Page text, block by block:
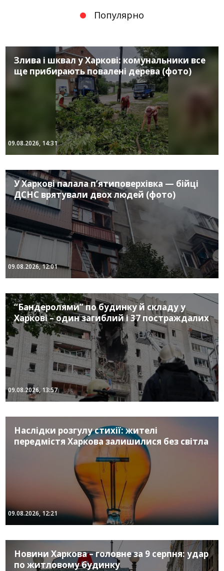
Популярно
Злива і шквал у Харкові: комунальники все
ще прибирають повалені дерева (фото)
09.08.2026, 14:31
У Харкові палала п’ятиповерхівка — бійці
ДСНС врятували двох людей (фото)
09.08.2026, 12:01
“Бандеролями” по будинку й складу у
Харкові – один загиблий і 37 постраждалих
09.08.2026, 13:57
Наслідки розгулу стихії: жителі
передмістя Харкова залишилися без світла
09.08.2026, 12:21
Новини Харкова – головне за 9 серпня: удар
по житловому будинку